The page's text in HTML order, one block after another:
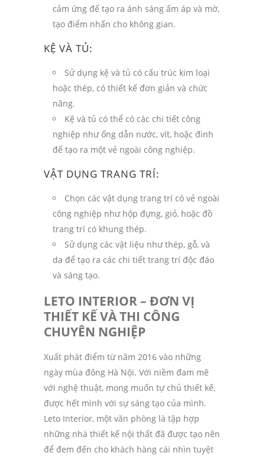
cảm ứng để tạo ra ánh sáng ấm áp và mờ,
tạo điểm nhấn cho không gian.
KỆ VÀ TỦ:
Sử dụng kệ và tủ có cấu trúc kim loại
hoặc thép, có thiết kế đơn giản và chức
năng.
Kệ và tủ có thể có các chi tiết công
nghiệp như ống dẫn nước, vít, hoặc đinh
để tạo ra một vẻ ngoài công nghiệp.
VẬT DỤNG TRANG TRÍ:
Chọn các vật dụng trang trí có vẻ ngoài
công nghiệp như hộp đựng, giỏ, hoặc đồ
trang trí có khung thép.
Sử dụng các vật liệu như thép, gỗ, và
da để tạo ra các chi tiết trang trí độc đáo
và sáng tạo.
LETO INTERIOR – ĐƠN VỊ
THIẾT KẾ VÀ THI CÔNG
CHUYÊN NGHIỆP
Xuất phát điểm từ năm 2016 vào những
ngày mùa đông Hà Nội. Với niềm đam mê
với nghệ thuật, mong muốn tự chủ thiết kế,
được hết mình với sự sáng tạo của mình.
Leto Interior, một văn phòng là tập hợp
những nhà thiết kế nội thất đã được tạo nên
để đem đến cho khách hàng cái nhìn tuyệt